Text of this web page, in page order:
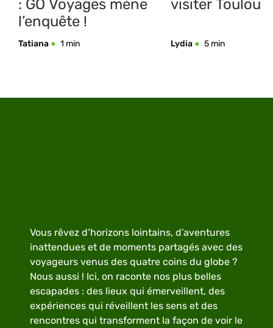
: GO Voyages mène
l’enquête !
Tatiana 1 min
visiter
Lydia 5 min
Vous rêvez d’horizons lointains, d’aventures
inattendues et de moments partagés avec des
voyageurs venus des quatre coins du globe ?
Nous aussi ! Ici, on raconte nos plus belles
escapades : des lieux qui émerveillent, des
expériences qui réveillent les sens et des
rencontres qui transforment la façon de voir le